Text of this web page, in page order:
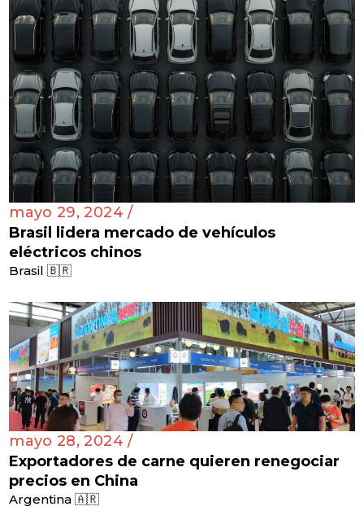
mayo 29, 2024 /
Brasil lidera mercado de vehículos
eléctricos chinos
Brasil 🇧🇷
mayo 28, 2024 /
Exportadores de carne quieren renegociar
precios en China
Argentina 🇦🇷